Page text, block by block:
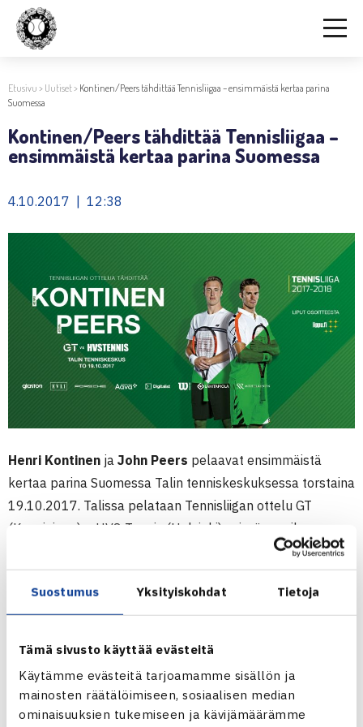
Suostumus Yksityiskohdat Tietoja
Tämä sivusto käyttää evästeitä
Käytämme evästeitä tarjoamamme sisällön ja
mainosten räätälöimiseen, sosiaalisen median
ominaisuuksien tukemiseen ja kävijämäärämme
Etusivu > Uutiset> Kontinen/Peers tähdittää Tennisliigaa – ensimmäistä kertaa parina
Suomessa
Kontinen/Peers tähdittää Tennisliigaa –
ensimmäistä kertaa parina Suomessa
4.10.2017 | 12:38
Henri Kontinen ja John Peers pelaavat ensimmäistä
kertaa parina Suomessa Talin tenniskeskuksessa torstaina
19.10.2017. Talissa pelataan Tennisliigan ottelu GT
(Kauniainen) – HVS-Tennis (Helsinki), missä maailman
tämän hetken parhaat nelinpelaajat edustavat HVS-
Tennistä. Nelinpelin lisäksi ottelussa pelataan
kolme kaksinpeliä.
erityisesti poikien US Openissa loistanut
GT:n joukkoja johdattaa viime aikoina vahvassa vireessä
ollut Viron
Jurgen Zopp (paras ATP-ranking 71).